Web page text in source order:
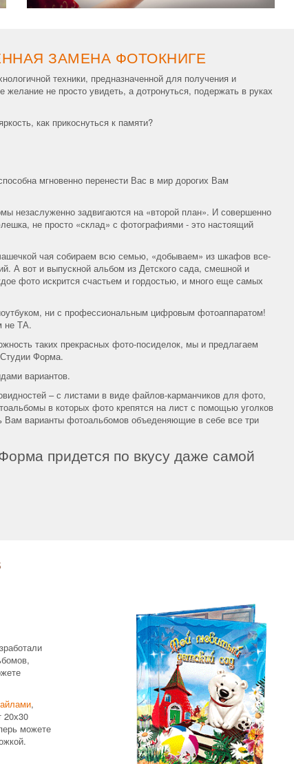
ЗАМЕНА ФОТОКНИГЕ
техники, предназначенной для получения и
не просто увидеть, а дотронуться, подержать в руках
как прикоснуться к памяти?
мгновенно перенести Вас в мир дорогих Вам
незаслуженно задвигаются на «второй план». И совершенно
не просто «склад» с фотографиями - это настоящий
чая собираем всю семью, «добываем» из шкафов все-
А вот и выпускной альбом из Детского сада, смешной и
фото искрится счастьем и гордостью, и много еще самых
ни с профессиональным цифровым фотоаппаратом!
не ТА.
таких прекрасных фото-посиделок, мы и предлагаем
Форма.
вариантов.
– с листами в виде файлов-карманчиков для фото,
в которых фото крепятся на лист с помощью уголков
варианты фотоальбомов объеденяющие в себе все три
придется по вкусу даже самой
,
можете